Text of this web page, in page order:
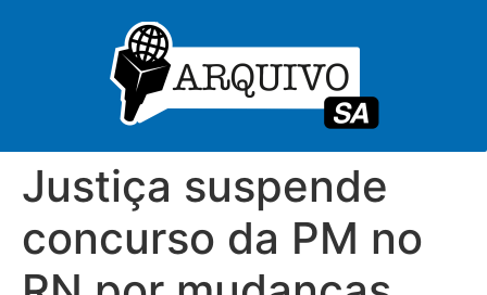
Justiça suspende
concurso da PM no